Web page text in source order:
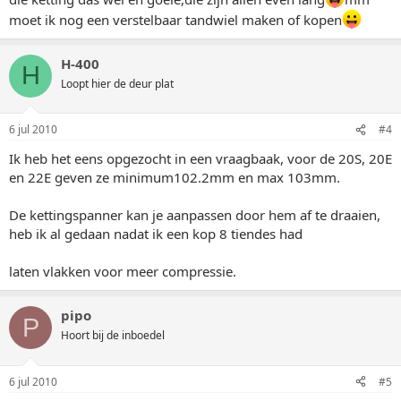
moet ik nog een verstelbaar tandwiel maken of kopen
H H-400
Loopt hier de deur plat
6 jul 2010 #4
Ik heb het eens opgezocht in een vraagbaak, voor de 20S, 20E
en 22E geven ze minimum102.2mm en max 103mm.
De kettingspanner kan je aanpassen door hem af te draaien,
heb ik al gedaan nadat ik een kop 8 tiendes had
laten vlakken voor meer compressie.
P pipo
Hoort bij de inboedel
6 jul 2010 #5